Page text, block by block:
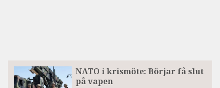
NATO i krismöte: Börjar få slut
på vapen